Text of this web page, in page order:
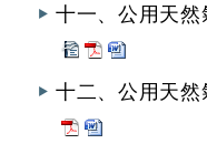
十一、公用天
十二、公用天